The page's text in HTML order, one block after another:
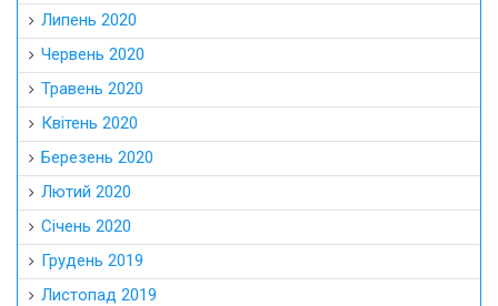
Липень 2020
Червень 2020
Травень 2020
Квітень 2020
Березень 2020
Лютий 2020
Січень 2020
Грудень 2019
Листопад 2019